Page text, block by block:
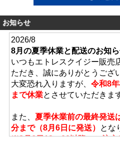
お知らせ
2026/8
8月の夏季休業と配送のお知
いつもエトレスクイジー販売
ただき、誠にありがとうござ
大変恐れ入りますが、 令和8
まで休業とさせていただきま
また、 夏季休業前の最終発送
分まで（8月6日に発送）
とな
※8月6日12：00以降のご注文